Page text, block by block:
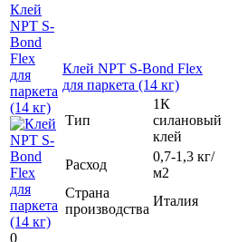
Клей
NPT S-
Bond
Flex
для
паркета
(14 кг)
0
Клей NPT S-Bond Flex
для паркета (14 кг)
Тип
1К
силановый
клей
Расход
0,7-1,3 кг/
м2
Страна
производства
Италия